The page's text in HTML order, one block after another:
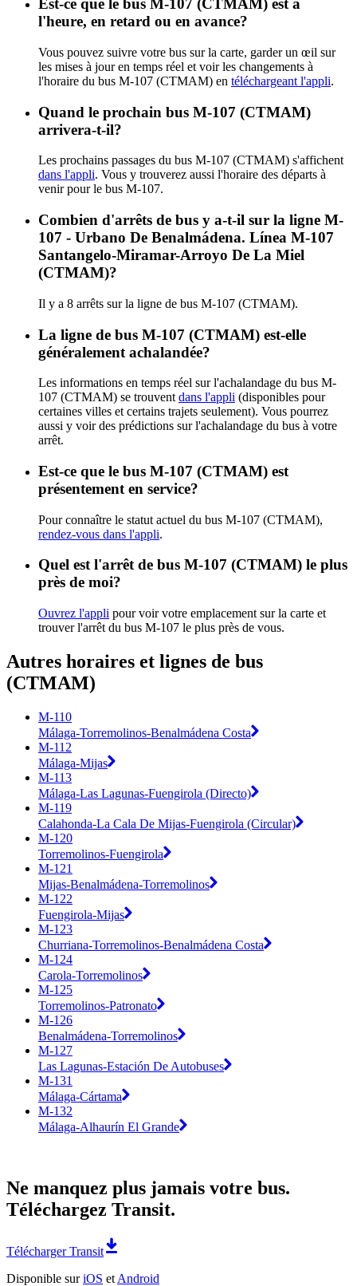
Est-ce que le bus M-107 (CTMAM) est à
l'heure, en retard ou en avance?
Vous pouvez suivre votre bus sur la carte, garder un œil sur
les mises à jour en temps réel et voir les changements à
l'horaire du bus M-107 (CTMAM) en téléchargeant l'appli.
Quand le prochain bus M-107 (CTMAM)
arrivera-t-il?
Les prochains passages du bus M-107 (CTMAM) s'affichent
dans l'appli. Vous y trouverez aussi l'horaire des départs à
venir pour le bus M-107.
Combien d'arrêts de bus y a-t-il sur la ligne M-
107 - Urbano De Benalmádena. Línea M-107
Santangelo-Miramar-Arroyo De La Miel
(CTMAM)?
Il y a 8 arrêts sur la ligne de bus M-107 (CTMAM).
La ligne de bus M-107 (CTMAM) est-elle
généralement achalandée?
Les informations en temps réel sur l'achalandage du bus M-
107 (CTMAM) se trouvent dans l'appli (disponibles pour
certaines villes et certains trajets seulement). Vous pourrez
aussi y voir des prédictions sur l'achalandage du bus à votre
arrêt.
Est-ce que le bus M-107 (CTMAM) est
présentement en service?
Pour connaître le statut actuel du bus M-107 (CTMAM),
rendez-vous dans l'appli.
Quel est l'arrêt de bus M-107 (CTMAM) le plus
près de moi?
Ouvrez l'appli pour voir votre emplacement sur la carte et
trouver l'arrêt du bus M-107 le plus près de vous.
Autres horaires et lignes de bus
(CTMAM)
M-110
Málaga-Torremolinos-Benalmádena Costa
M-112
Málaga-Mijas
M-113
Málaga-Las Lagunas-Fuengirola (Directo)
M-119
Calahonda-La Cala De Mijas-Fuengirola (Circular)
M-120
Torremolinos-Fuengirola
M-121
Mijas-Benalmádena-Torremolinos
M-122
Fuengirola-Mijas
M-123
Churriana-Torremolinos-Benalmádena Costa
M-124
Carola-Torremolinos
M-125
Torremolinos-Patronato
M-126
Benalmádena-Torremolinos
M-127
Las Lagunas-Estación De Autobuses
M-131
Málaga-Cártama
M-132
Málaga-Alhaurín El Grande
Ne manquez plus jamais votre bus.
Téléchargez Transit.
Télécharger Transit
Disponible suriOS et Android